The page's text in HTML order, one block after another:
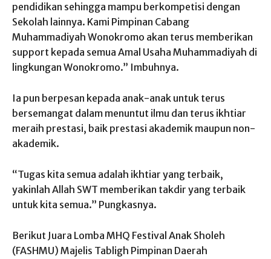
pendidikan sehingga mampu berkompetisi dengan
Sekolah lainnya. Kami Pimpinan Cabang
Muhammadiyah Wonokromo akan terus memberikan
support kepada semua Amal Usaha Muhammadiyah di
lingkungan Wonokromo.” Imbuhnya.
Ia pun berpesan kepada anak-anak untuk terus
bersemangat dalam menuntut ilmu dan terus ikhtiar
meraih prestasi, baik prestasi akademik maupun non-
akademik.
“Tugas kita semua adalah ikhtiar yang terbaik,
yakinlah Allah SWT memberikan takdir yang terbaik
untuk kita semua.” Pungkasnya.
Berikut Juara Lomba MHQ Festival Anak Sholeh
(FASHMU) Majelis Tabligh Pimpinan Daerah